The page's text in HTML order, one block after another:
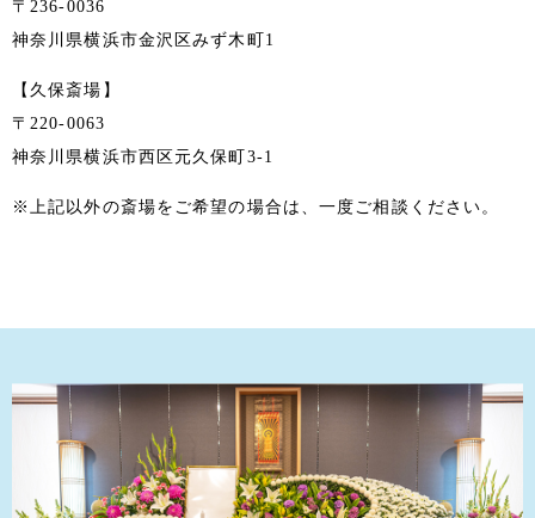
〒236-0036
神奈川県横浜市金沢区みず木町1
【久保斎場】
〒220-0063
神奈川県横浜市西区元久保町3-1
※上記以外の斎場をご希望の場合は、一度ご相談ください。